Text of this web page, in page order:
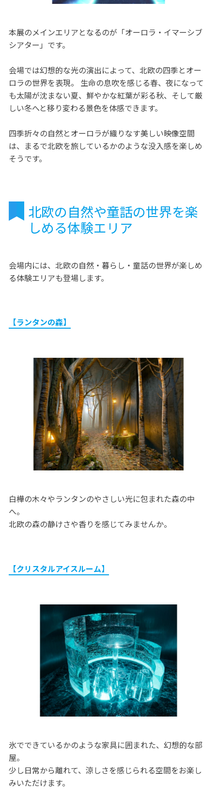
本展のメインエリアとなるのが「オーロラ・イマーシブ
シアター」です。
会場では幻想的な光の演出によって、北欧の四季とオー
ロラの世界を表現。 生命の息吹を感じる春、夜になって
も太陽が沈まない夏、鮮やかな紅葉が彩る秋、そして厳
しい冬へと移り変わる景色を体感できます。
四季折々の自然とオーロラが織りなす美しい映像空間
は、まるで北欧を旅しているかのような没入感を楽しめ
そうです。
北欧の自然や童話の世界を楽
しめる体験エリア
会場内には、北欧の自然・暮らし・童話の世界が楽しめ
る体験エリアも登場します。
【ランタンの森】
白樺の木々やランタンのやさしい光に包まれた森の中
へ。
北欧の森の静けさや香りを感じてみませんか。
【クリスタルアイスルーム】
氷でできているかのような家具に囲まれた、幻想的な部
屋。
少し日常から離れて、涼しさを感じられる空間をお楽し
みいただけます。